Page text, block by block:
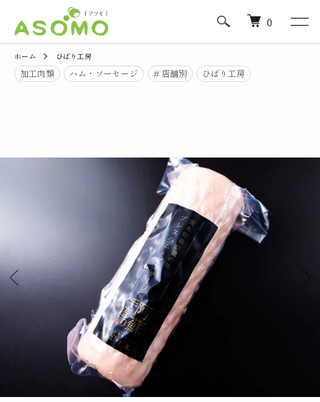
0
ホーム ひばり工房
加工肉類 ハム・ソーセージ # 店舗別 ひばり工房